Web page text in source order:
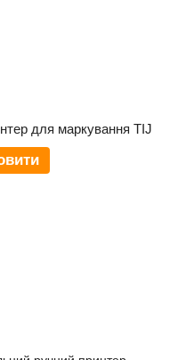
для маркування TIJ